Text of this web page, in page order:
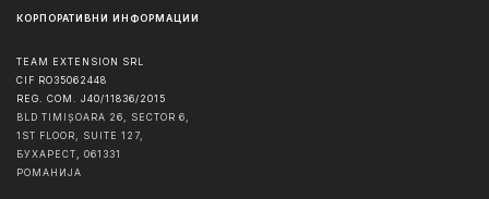
КОРПОРАТИВНИ ИНФОРМАЦИИ
TEAM EXTENSION SRL
CIF RO35062448
REG. COM. J40/11836/2015
BLD TIMIȘOARA 26, SECTOR 6,
1ST FLOOR, SUITE 127,
БУХАРЕСТ
061331
РОМАНИЈА